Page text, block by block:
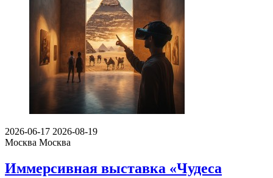
2026-06-17 2026-08-19
Москва Москва
Иммерсивная выставка «Чудеса